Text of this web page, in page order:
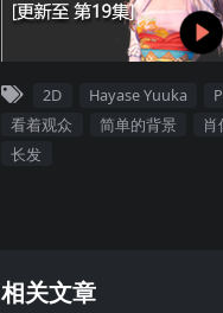
2D Hayase Yuuka
看着观众
简单的背景 肖
长发
相关文章